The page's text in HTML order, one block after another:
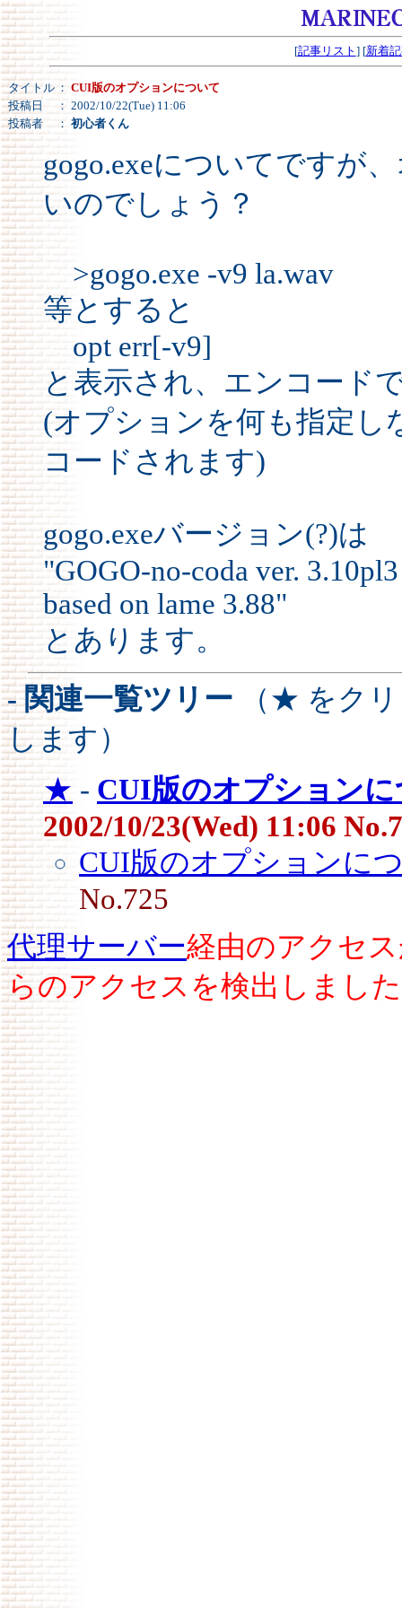
[記事リスト ] [新着
タイトル ： CUI版のオプションについて
投稿日
： 2002/10/22(Tue) 11:06
投稿者
： 初心者くん
gogo.exeについてですが
いのでしょう？
>gogo.exe -v9 la.wav
等とすると
opt err[-v9]
と表示され、エンコード
(オプションを何も指定し
コードされます)
gogo.exeバージョン(?)は
"GOGO-no-coda ver.
based on lame 3.88"
とあります。
- 関連一覧ツリー （★ をク
します）
★ - CUI版のオプション
2002/10/23(Wed) 11:06
CUI版のオプションに
No.725
代理サーバー経由のアクセ
らのアクセスを検出しまし